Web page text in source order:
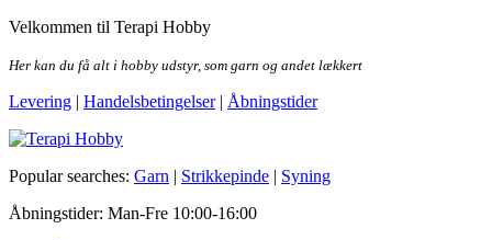
Skip
the
Velkommen til Terapi Hobby
Her kan du få alt i hobby udstyr, som garn og andet lækkert
Levering | Handelsbetingelser| Åbningstider
Terapi Hobby
Popular searches: Garn | Strikkepinde | Syning
Åbningstider: Man-Fre 10:00-16:00